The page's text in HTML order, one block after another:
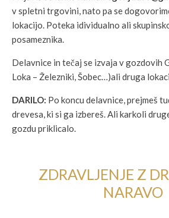
v spletni trgovini, nato pa se
lokacijo. Poteka idividualno ali
posameznika.
Delavnice in tečaj se izvaja v gozdovih
Loka – Železniki, Šobec…)ali druga
DARILO: Po koncu delavnice, prejmeš
drevesa, ki si ga izbereš. Ali karkoli
gozdu priklicalo.
ZDRAVLJENJE Z
NARAVO